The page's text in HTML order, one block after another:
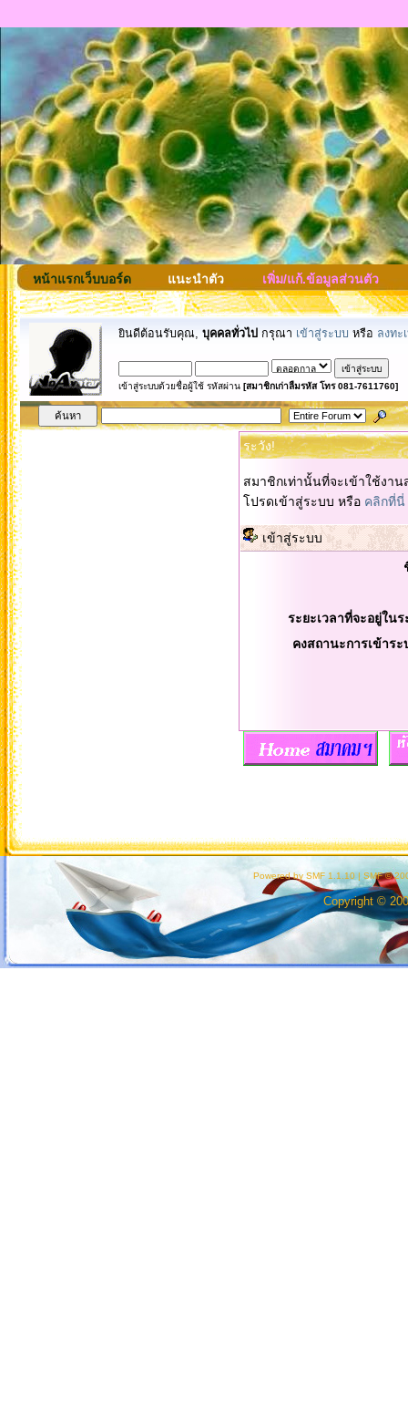
หน้าแรกเว็บบอร์ด แนะนำตัว เพิ่ม/แก้.ข้อมูลส่วนตัว
ยินดีต้อนรับคุณ, บุคคลทั่วไป กรุณา เข้าสู่ระบบ หรือ ลงทะ
เข้าสู่ระบบด้วยชื่อผู้ใช้ รหัสผ่าน [สมาชิกเก่าลืมรหัส โทร 081-7611760]
ระวัง!
สมาชิกเท่านั้นที่จะเข้าใช้งา
โปรดเข้าสู่ระบบ หรือ คลิกที่นี่
เข้าสู่ระบบ
ระยะเวลาที่จะอยู่ใน
คงสถานะการเข้าร
Powered by SMF 1.1.10 | SMF ©
Copyright ©